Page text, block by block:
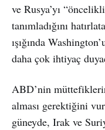
ve Rusya’yı
tanımladığını
ışığında
daha çok ihtiyaç
ABD’nin
alması gerektiğini
güneyde, Irak ve